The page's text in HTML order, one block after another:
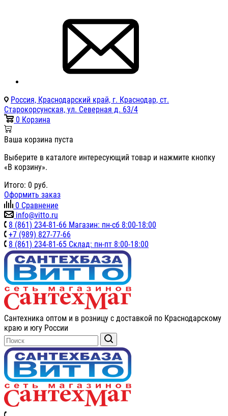
Россия, Краснодарский край, г. Краснодар, ст.
Старокорсунская, ул. Северная д. 63/4
0 Корзина
Ваша корзина пуста
Выберите в каталоге интересующий товар и нажмите кнопку
«В корзину».
Итого: 0 руб.
Оформить заказ
0 Сравнение
info@vitto.ru
8 (861) 234-81-66 Магазин: пн-сб 8:00-18:00
+7 (989) 827-77-66
8 (861) 234-81-65 Склад: пн-пт 8:00-18:00
Сантехника оптом и в розницу с доставкой по Краснодарскому
краю и югу России